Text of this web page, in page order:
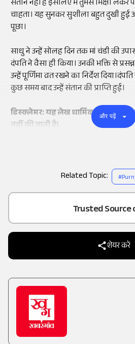
as
Trusted Source
शेयर करें
संतान नहीं है इसलिए मैं तुमसे भिक्षा लेकर
चाहता। यह सुनकर सुशीला बहुत दुखी हुई
पूछा।
साधु ने उन्हें सोलह दिन तक मां चंडी की
दंपति ने वैसा ही किया। उनकी भक्ति से
उन्हें पूर्णिमा व्रत रखने का निर्देश
कुछ समय बाद उन्हें संतान की प्राप्ति हुई।
डिस्क्लेमर: यह लेख धार्मिक मान्यताओं
नहीं की जाती है।
और पढ़ें
Related Topic: #